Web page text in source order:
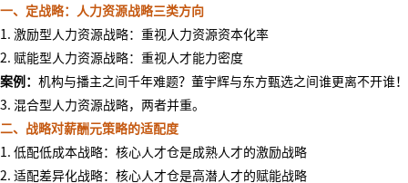
一、定战略：人力资源战略三类方向
1. 激励型人力资源战略：重视人力资源资本化率
2. 赋能型人力资源战略：重视人才能力密度
案例： 机构与播主之间千年难题？董宇辉与东方甄选之间谁更离不开谁！
3. 混合型人力资源战略，两者并重。
二、战略对薪酬元策略的适配度
1. 低配低成本战略：核心人才仓是成熟人才的激励战略
2. 适配差异化战略：核心人才仓是高潜人才的赋能战略